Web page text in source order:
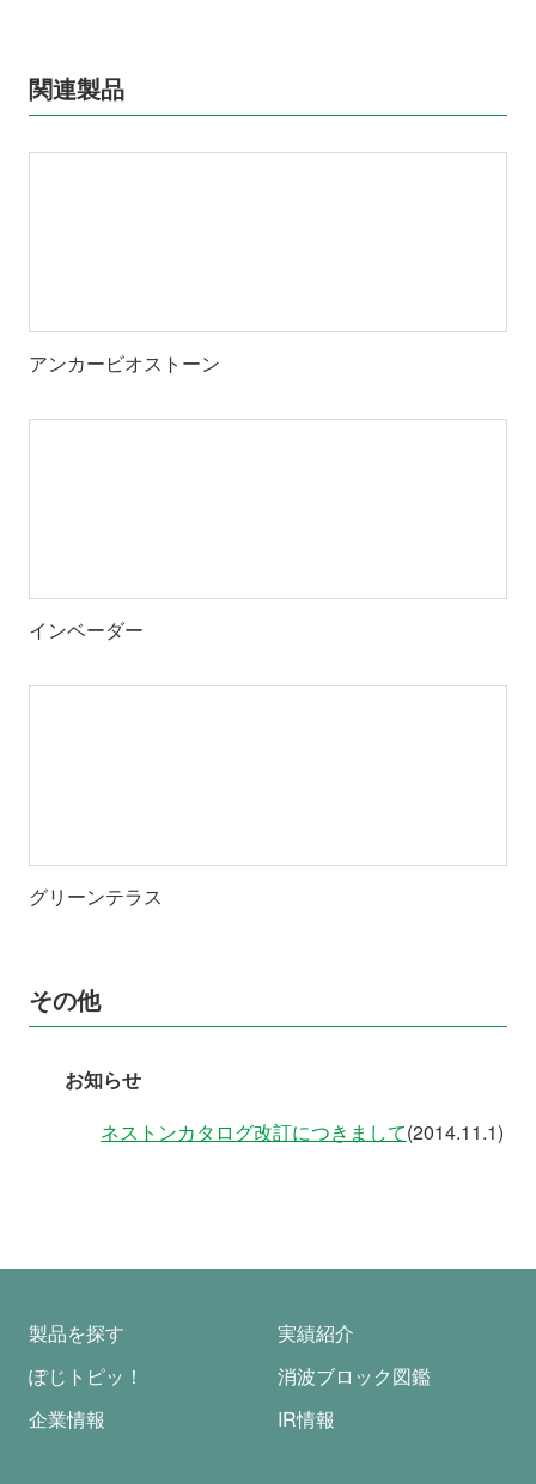
関連製品
アンカービオストーン
インベーダー
グリーンテラス
その他
お知らせ
ネストンカタログ改訂につきまして(2014.11.1)
製品を探す
実績紹介
ぽじトピッ！
消波ブロック図鑑
企業情報
IR情報